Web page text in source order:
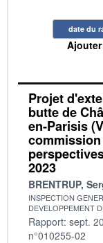
date du
Projet
butte de
en-Parisis
2023
BRENTRUP,
INSPECTION
DEVELOPPEMENT
Rapport: sept.
n°010255-02